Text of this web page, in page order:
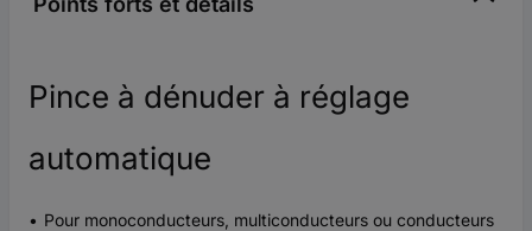
Pince à dénuder à réglage
automatique
Pour monoconducteurs, multiconducteurs ou conducteurs